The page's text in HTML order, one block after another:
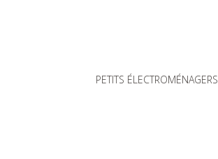
PETITS ÉLECTROMÉNAGERS